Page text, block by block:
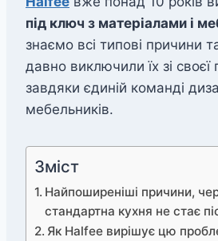
під ключ з матеріалами і
знаємо всі типові причини
давно виключили їх зі своєї
завдяки єдиній команді
мебельників.
Зміст
Найпоширеніші причини,
стандартна кухня не стає
Як Halfee вирішує цю